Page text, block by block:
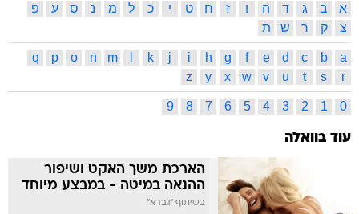
א ב ג ד ה ו ז ח ט י כ ל מ נ ס ע
פ
צ
ק ר ש ת
a
b
c
d
e
f
g
h
i
j
k
m
n
o
p
q
r
s
t
u
v
w
x
y
z
0
1
2
3
4
5
6
7
8
9
עוד בוואלה
הארכת משך האקט ושיפור
ההנאה במיטה - במבצע מיוחד
בשיתוף "גברא"